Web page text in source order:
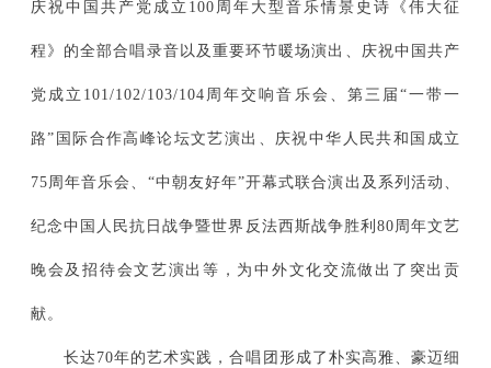
庆祝中国共产党成立100周年大型音乐情景史诗《伟大征
程》的全部合唱录音以及重要环节暖场演出、庆祝中国共产
党成立101/102/103/104周年交响音乐会、第三届“一带一
路”国际合作高峰论坛文艺演出、庆祝中华人民共和国成立
75周年音乐会、“中朝友好年”开幕式联合演出及系列活动、
纪念中国人民抗日战争暨世界反法西斯战争胜利80周年文艺
晚会及招待会文艺演出等，为中外文化交流做出了突出贡
献。
长达70年的艺术实践，合唱团形成了朴实高雅、豪迈细